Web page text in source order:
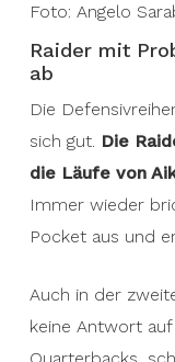
Foto: Angelo
Raider mit
ab
Die
sich gut. Die
die Läufe von
Immer wieder
Pocket aus und
Auch in der
keine Antwort